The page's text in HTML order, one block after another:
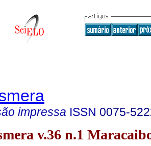
impressa ISSN 0075-
v.36 n.1